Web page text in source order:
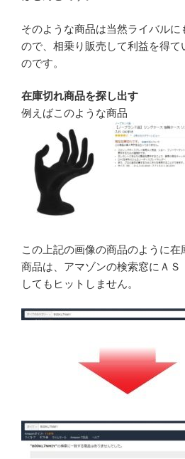
そのような商品は当然ライバルに
ので、相乗り販売して利益を得て
のです。
在庫切れ商品を探し出す
例えばこのような商品
この上記の画像の商品のように
商品は、アマゾンの検索窓にＡ
してもヒットしません。